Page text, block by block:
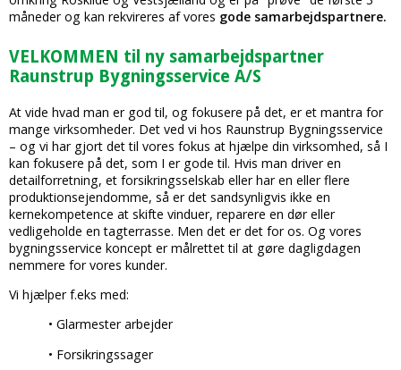
måneder og kan rekvireres af vores gode samarbejdspartnere.
VELKOMMEN til ny samarbejdspartner
Raunstrup Bygningsservice A/S
At vide hvad man er god til, og fokusere på det, er et mantra for
mange virksomheder. Det ved vi hos Raunstrup Bygningsservice
– og vi har gjort det til vores fokus at hjælpe din virksomhed, så I
kan fokusere på det, som I er gode til. Hvis man driver en
detailforretning, et forsikringsselskab eller har en eller flere
produktionsejendomme, så er det sandsynligvis ikke en
kernekompetence at skifte vinduer, reparere en dør eller
vedligeholde en tagterrasse. Men det er det for os. Og vores
bygningsservice koncept er målrettet til at gøre dagligdagen
nemmere for vores kunder.
Vi hjælper f.eks med:
• Glarmester arbejder
• Forsikringssager